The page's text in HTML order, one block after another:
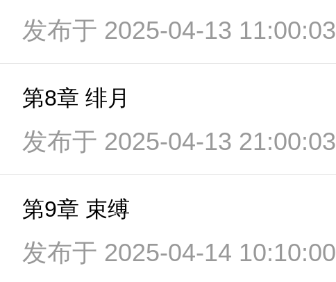
发布于 2025-04-13 11:00:03
第8章 绯月
发布于 2025-04-13 21:00:03
第9章 束缚
发布于 2025-04-14 10:10:00